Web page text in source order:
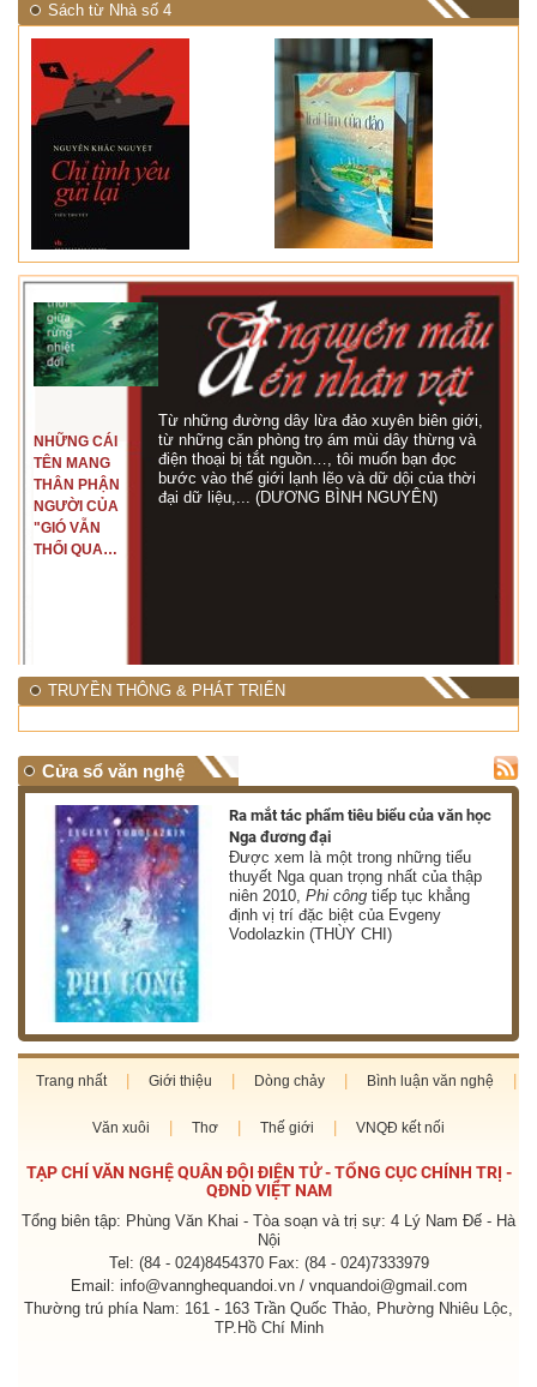
Sách từ Nhà số 4
NHỮNG CÁI
TÊN MANG
THÂN PHẬN
NGƯỜI CỦA
"GIÓ VẪN
THỔI QUA
Từ những đường dây lừa đảo xuyên biên giới,
từ những căn phòng trọ ám mùi dây thừng và
điện thoại bị tắt nguồn…, tôi muốn bạn đọc
bước vào thế giới lạnh lẽo và dữ dội của thời
đại dữ liệu,... (DƯƠNG BÌNH NGUYÊN)
TRUYỀN THÔNG & PHÁT TRIỂN
Cửa sổ văn nghệ
Ra mắt tác phẩm tiêu biểu của văn học
Nga đương đại
Được xem là một trong những tiểu
thuyết Nga quan trọng nhất của thập
niên 2010,Phi công tiếp tục khẳng
định vị trí đặc biệt của Evgeny
Vodolazkin (THÙY CHI)
Trang nhất Giới thiệu Dòng chảy Bình luận văn nghệ
Văn xuôi Thơ Thế giới VNQĐ kết nối
TẠP CHÍ VĂN NGHỆ QUÂN ĐỘI ĐIỆN TỬ - TỔNG CỤC CHÍNH TRỊ -
QĐND VIỆT NAM
Tổng biên tập: Phùng Văn Khai - Tòa soạn và trị sự: 4 Lý Nam Đế - Hà
Nội
Tel: (84 - 024)8454370 Fax: (84 - 024)7333979
Email: info@vannghequandoi.vn / vnquandoi@gmail.com
Thường trú phía Nam: 161 - 163 Trần Quốc Thảo, Phường Nhiêu Lộc,
TP.Hồ Chí Minh